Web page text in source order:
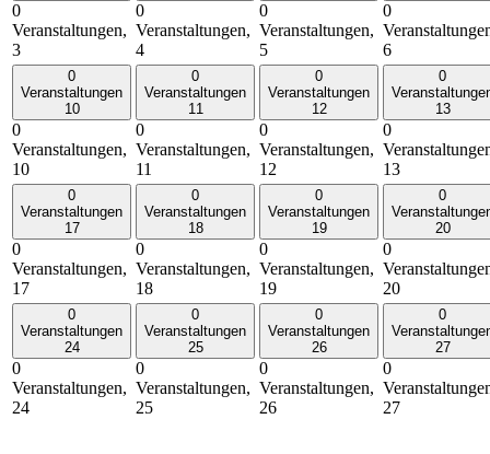
0
Veranstaltungen,
3
0
Veranstaltungen,
4
0
Veranstaltungen,
5
0
6
0
Veranstaltungen
10
0
Veranstaltungen,
10
0
Veranstaltungen
11
0
Veranstaltungen,
11
0
Veranstaltungen
12
0
Veranstaltungen,
12
0
13
0
13
0
Veranstaltungen
17
0
Veranstaltungen,
17
0
Veranstaltungen
18
0
Veranstaltungen,
18
0
Veranstaltungen
19
0
Veranstaltungen,
19
0
20
0
20
0
Veranstaltungen
24
0
Veranstaltungen,
24
0
Veranstaltungen
25
0
Veranstaltungen,
25
0
Veranstaltungen
26
0
Veranstaltungen,
26
0
27
0
27